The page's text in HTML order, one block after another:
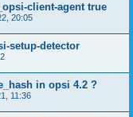
client-agent true
20:05
setup-detector
in opsi 4.2 ?
11:36